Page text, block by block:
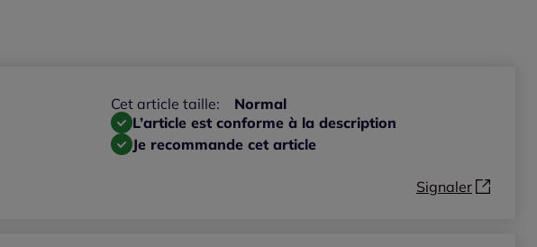
Cet article taille:
Normal
L’article est conforme à la description
Je recommande cet article
Signaler